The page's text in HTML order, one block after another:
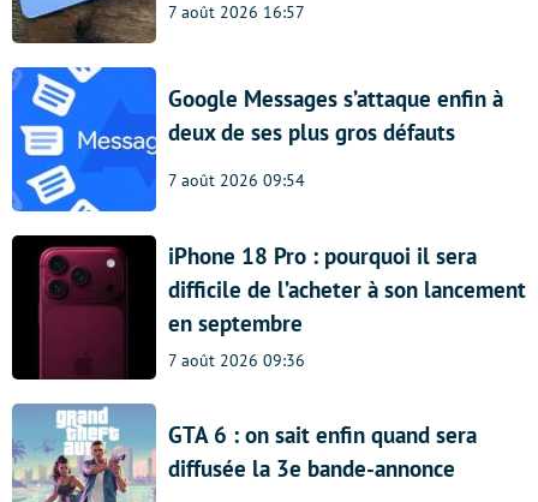
7 août 2026 16:57
Google Messages s’attaque enfin à
deux de ses plus gros défauts
7 août 2026 09:54
iPhone 18 Pro : pourquoi il sera
difficile de l’acheter à son lancement
en septembre
7 août 2026 09:36
GTA 6 : on sait enfin quand sera
diffusée la 3e bande-annonce